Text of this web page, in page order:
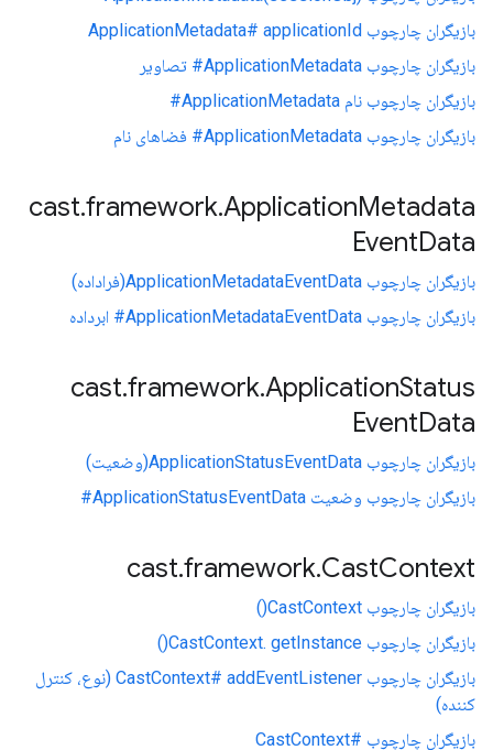
بازیگران چارچوب ApplicationMetadata# applicationId
بازیگران چارچوب ApplicationMetadata# تصاویر
بازیگران چارچوب نام ApplicationMetadata#
بازیگران چارچوب ApplicationMetadata# فضاهای نام
cast.framework.ApplicationMetadata
EventData
بازیگران چارچوب ApplicationMetadataEventData(فراداده)
بازیگران چارچوب ApplicationMetadataEventData# ابرداده
cast.framework.ApplicationStatus
EventData
بازیگران چارچوب ApplicationStatusEventData(وضعیت)
بازیگران چارچوب وضعیت ApplicationStatusEventData#
cast.framework.CastContext
بازیگران چارچوب CastContext()
بازیگران چارچوب CastContext. getInstance()
بازیگران چارچوب CastContext# addEventListener (نوع، کنترل
کننده)
بازیگران چارچوب CastContext#